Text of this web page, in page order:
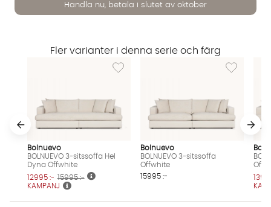
Handla nu, betala i slutet av oktober
Fler varianter i denna serie och färg
Lägg till i önskelista: BOLNUEVO 3-sitssoffa
Bolnuevo
BOLNUEVO 3-sitssoffa Hel
Dyna Offwhite
KAMPANJ
12995 :- 15995 :-
Lägg till i
Bolnuevo
BOLNUEVO 3-sitssoffa
Offwhite
15995 :-